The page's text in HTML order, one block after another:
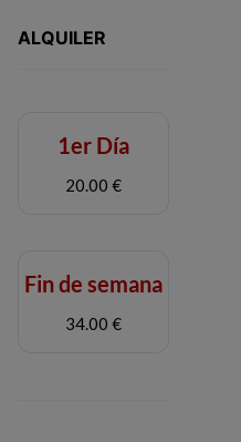
ALQUILER
1er Día
20.00 €
Fin de semana
34.00 €